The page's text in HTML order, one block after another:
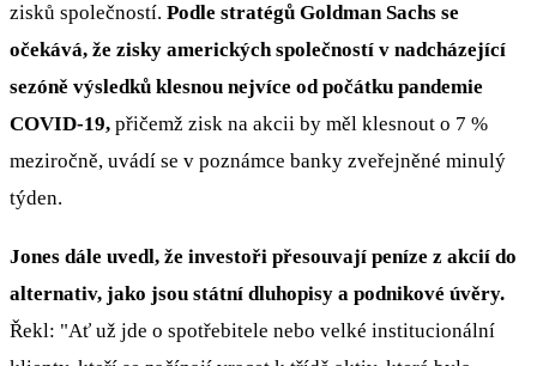
zisků společností. Podle stratégů Goldman Sachs se
očekává, že zisky amerických společností v nadcházející
sezóně výsledků klesnou nejvíce od počátku pandemie
COVID-19, přičemž zisk na akcii by měl klesnout o 7 %
meziročně, uvádí se v poznámce banky zveřejněné minulý
týden.
Jones dále uvedl, že investoři přesouvají peníze z akcií do
alternativ, jako jsou státní dluhopisy a podnikové úvěry.
Řekl: "Ať už jde o spotřebitele nebo velké institucionální